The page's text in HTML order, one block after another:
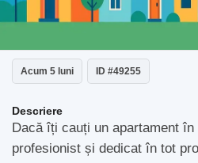
Acum 5 luni ID #49255
Descriere
Dacă îți cauți un apartament
profesionist și dedicat în tot